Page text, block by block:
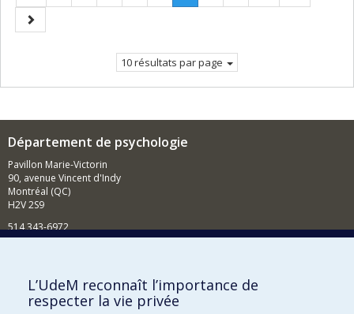
précédente
Page
Page
suivante
10 résultats par page
Département de psychologie
Pavillon Marie-Victorin
90, avenue Vincent d'Indy
Montréal (QC)
H2V 2S9
514 343-6972
Comment soutenir le Département?
BESOIN D'AIDE?
L’UdeM reconnaît l’importance de
respecter la vie privée